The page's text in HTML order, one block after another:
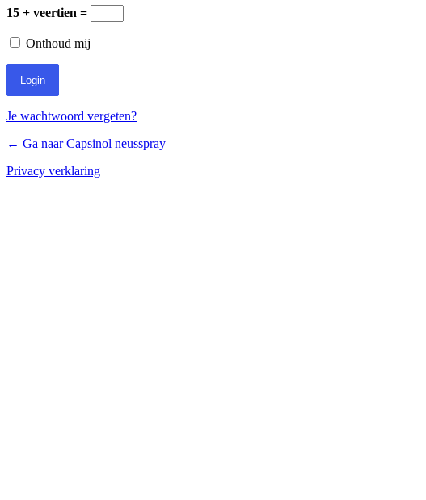
15 + veertien =
Onthoud mij
Je wachtwoord vergeten?
← Ga naar Capsinol neusspray
Privacy verklaring